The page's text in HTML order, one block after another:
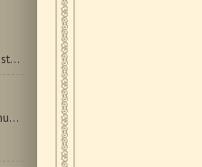
“İmparator Büyük Konstantinos’un Annesi, Azize…
İsa Mesih'in Doğumunun[1] (Noel'in) Seher Vaktinde…